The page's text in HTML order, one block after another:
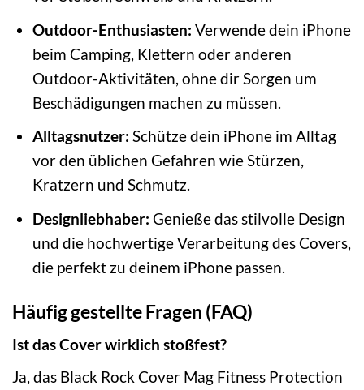
Outdoor-Enthusiasten: Verwende dein iPhone
beim Camping, Klettern oder anderen
Outdoor-Aktivitäten, ohne dir Sorgen um
Beschädigungen machen zu müssen.
Alltagsnutzer: Schütze dein iPhone im Alltag
vor den üblichen Gefahren wie Stürzen,
Kratzern und Schmutz.
Designliebhaber: Genieße das stilvolle Design
und die hochwertige Verarbeitung des Covers,
die perfekt zu deinem iPhone passen.
Häufig gestellte Fragen (FAQ)
Ist das Cover wirklich stoßfest?
Ja, das Black Rock Cover Mag Fitness Protection